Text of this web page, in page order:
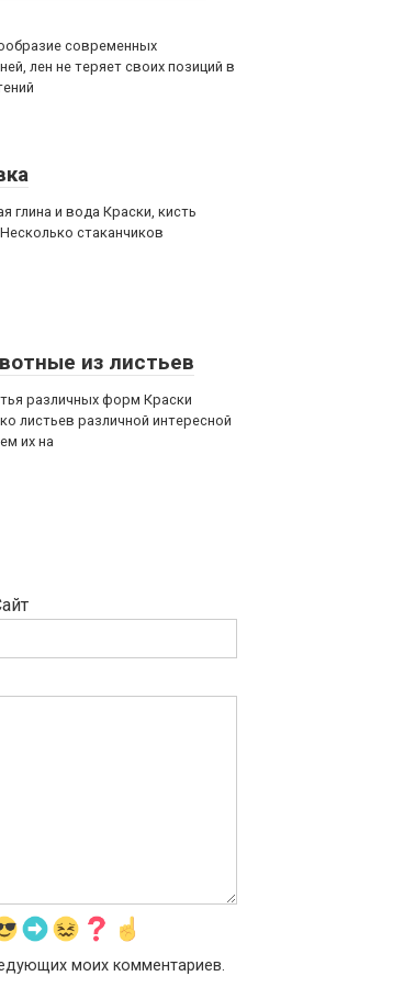
современных
лен не теряет своих позиций в
глина и вода Краски, кисть
стаканчиков
из листьев
различных форм Краски
листьев различной интересной
их на
моих комментариев.